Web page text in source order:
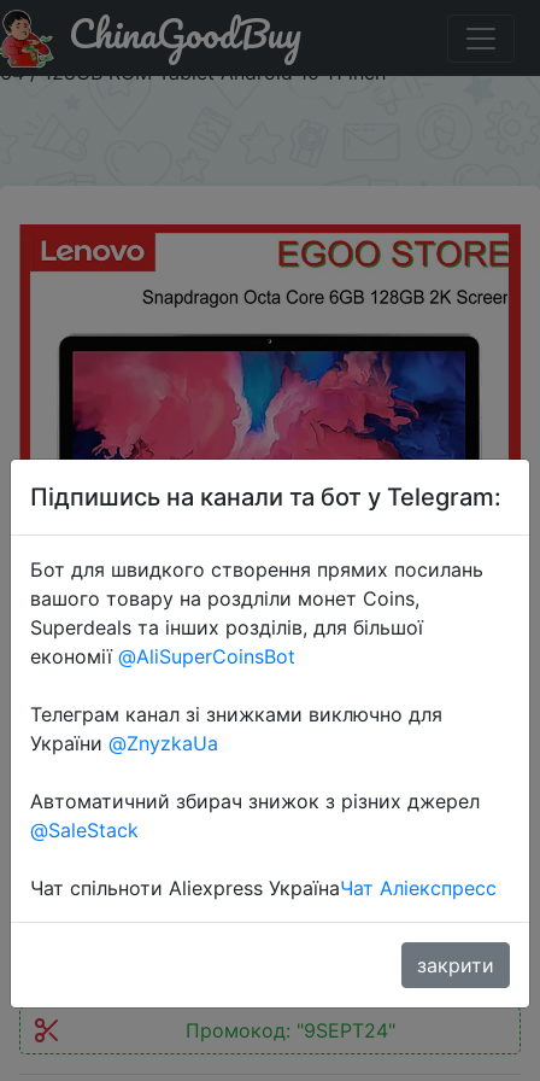
Код на знижку 9SEPT24 Global Firmware Lenovo Xiaoxin
Pad P11 Or K11 WIFI Snapdragon Octa Core 4 / 6GB RAM
64 / 128GB ROM Tablet Android 10 11 inch
ChinaGoodBuy
2022-09-20
Global Firmware Lenovo Xiaoxin Pad
Core 4 / 6GB RAM 64 / 128GB ROM
Tablet Android 10 11 inch
$180.62
Промокод: "9SEPT24"
Підпишись на канали та бот у Telegram:
Бот для швидкого створення прямих посилань
вашого товару на роздліли монет Coins,
Superdeals та інших розділів, для більшої
економії @AliSuperCoinsBot
Телеграм канал зі знижками виключно для
України @ZnyzkaUa
Автоматичний збирач знижок з різних джерел
@SaleStack
Чат спільноти Aliexpress УкраїнаЧат Аліекспресс
закрити